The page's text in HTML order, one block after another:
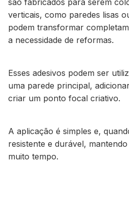
são fabricados para serem
verticais, como paredes lisas
podem transformar
a necessidade de reformas.
Esses adesivos podem ser
uma parede principal,
criar um ponto focal criativo.
A aplicação é simples e,
resistente e durável,
muito tempo.